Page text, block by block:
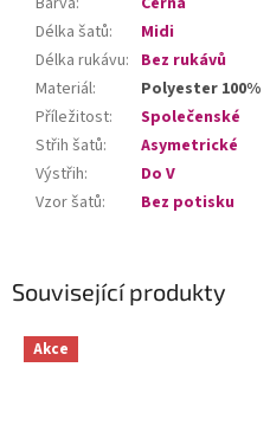
Související produkty
Akce
Délka šatů:
Midi
Délka rukávu: Bez rukávů
Materiál:
Polyester 100%
Příležitost:
Společenské
Střih šatů:
Asymetrické
Výstřih:
Do V
Vzor šatů: Bez potisku